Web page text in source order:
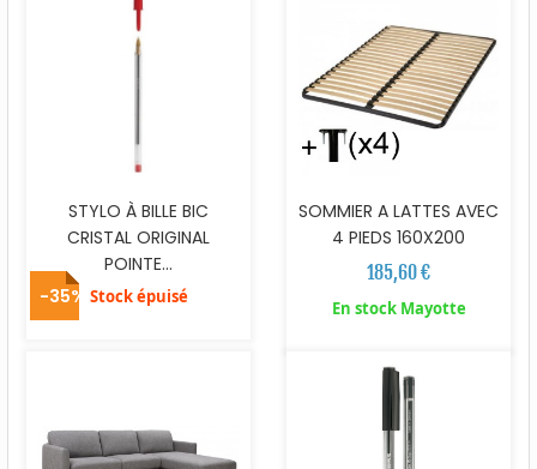
STYLO À BILLE BIC
CRISTAL ORIGINAL
POINTE...
Stock épuisé
SOMMIER A LATTES AVEC
4 PIEDS 160X200
185,60 €
En stock Mayotte
-35%